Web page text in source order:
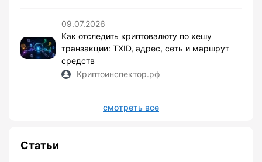
09.07.2026
Как отследить криптовалюту по хешу
транзакции: TXID, адрес, сеть и маршрут
средств
Криптоинспектор.рф
смотреть все
Статьи